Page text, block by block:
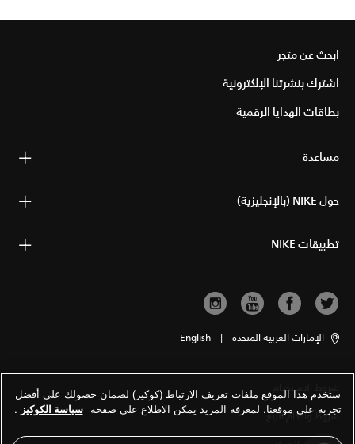
ابحث عن متجر
اشترك بنشرتنا الإلكترونية
بطاقات الهدايا الرقمية
مساعدة
حول NIKE (بالإنجليزية)
تطبيقات NIKE
الإمارات العربية المتحدة |
English
شروط الاستخدام
شروط وأحكام البيع
ستخدم هذا الموقع ملفات تعريف الارتباط (كوكيز) لضمان حصولك على أفضل
تجربة على موقعنا. لمعرفة المزيد يمكن الاطلاع على صفحة سياسة الكوكيز .